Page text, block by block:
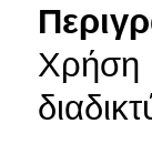
Χρήση